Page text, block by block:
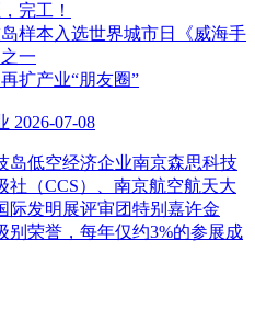
完工！
样本入选世界城市日《威海手
一
扩产业“朋友圈”
2026-07-08
岛低空经济企业南京森思科技
社（CCS）、南京航空航天大
际发明展评审团特别嘉许金
别荣誉，每年仅约3%的参展成